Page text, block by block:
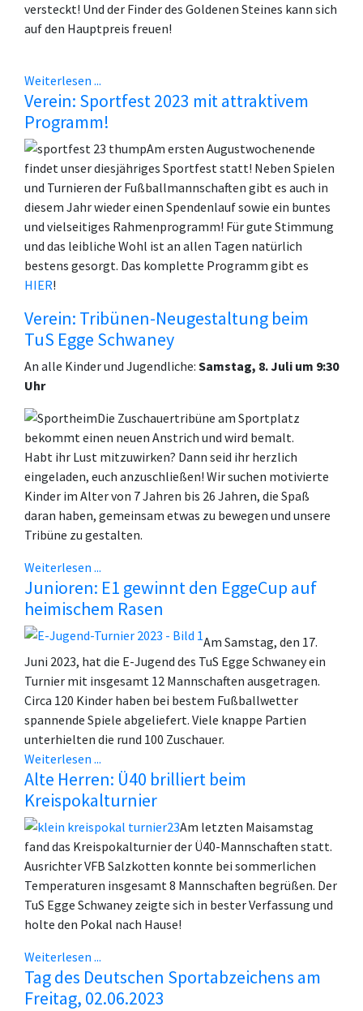
versteckt! Und der Finder des Goldenen Steines kann sich
auf den Hauptpreis freuen!
Weiterlesen ...
Verein: Sportfest 2023 mit attraktivem
Programm!
Am ersten Augustwochenende
findet unser diesjähriges Sportfest statt! Neben Spielen
und Turnieren der Fußballmannschaften gibt es auch in
diesem Jahr wieder einen Spendenlauf sowie ein buntes
und vielseitiges Rahmenprogramm! Für gute Stimmung
und das leibliche Wohl ist an allen Tagen natürlich
bestens gesorgt. Das komplette Programm gibt es
HIER!
Verein: Tribünen-Neugestaltung beim
TuS Egge Schwaney
An alle Kinder und Jugendliche: Samstag, 8. Juli um 9:30
Uhr
Die Zuschauertribüne am Sportplatz
bekommt einen neuen Anstrich und wird bemalt.
Habt ihr Lust mitzuwirken? Dann seid ihr herzlich
eingeladen, euch anzuschließen! Wir suchen motivierte
Kinder im Alter von 7 Jahren bis 26 Jahren, die Spaß
daran haben, gemeinsam etwas zu bewegen und unsere
Tribüne zu gestalten.
Weiterlesen ...
Junioren: E1 gewinnt den EggeCup auf
heimischem Rasen
Am Samstag, den 17.
Juni 2023, hat die E-Jugend des TuS Egge Schwaney ein
Turnier mit insgesamt 12 Mannschaften ausgetragen.
Circa 120 Kinder haben bei bestem Fußballwetter
spannende Spiele abgeliefert. Viele knappe Partien
unterhielten die rund 100 Zuschauer.
Weiterlesen ...
Alte Herren: Ü40 brilliert beim
Kreispokalturnier
Am letzten Maisamstag
fand das Kreispokalturnier der Ü40-Mannschaften statt.
Ausrichter VFB Salzkotten konnte bei sommerlichen
Temperaturen insgesamt 8 Mannschaften begrüßen. Der
TuS Egge Schwaney zeigte sich in bester Verfassung und
holte den Pokal nach Hause!
Weiterlesen ...
Tag des Deutschen Sportabzeichens am
Freitag, 02.06.2023